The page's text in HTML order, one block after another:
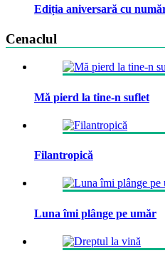
Ediția aniversară cu
Cenaclul
Mă pierd la tine-n suflet
Filantropică
Luna îmi plânge pe umăr